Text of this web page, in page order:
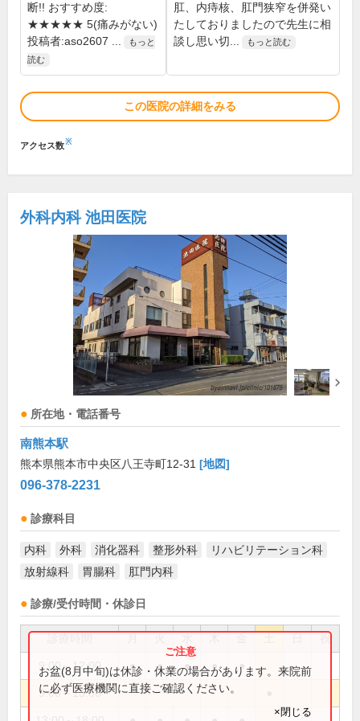
断!! おすすめ度:
★★★★★ 5(痛みがない)
投稿者:aso2607 ...
もっと
読む
肛、内痔核、肛門狭窄を併発い
たしておりましたので先生に相
談し思い切...
もっと読む
この医院の詳細をみる
アクセス数※
外科内科 池田医院
所在地・電話番号
南熊本駅
熊本県熊本市中央区八王寺町12-31 [地図]
096-378-2231
診療科目
内科 外科 消化器科 整形外科
リハビリテーション科
放射線科
胃腸科 肛門内科
診療/受付時間・休診日
祝
9:00～12:00 ● ● ● ● ●
9:00～13:00
お盆(8月中旬)は休診・休業の場合があります。来院前
に必ず医療機関に直接ご確認ください。
×閉じる